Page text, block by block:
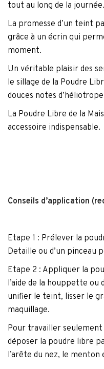
tout au long de la journée.
La promesse d’un teint
grâce à un écrin qui
moment.
Un véritable plaisir des
le sillage de la Poudre
douces notes
La Poudre Libre de la
accessoire indispensable.
Conseils d’application
Etape 1 : Prélever la
Detaille ou d’un pinceau
Etape 2 : Appliquer la
l’aide de la houppette ou
unifier le teint, lisser le
maquillage.
Pour travailler
déposer la poudre libre
l’arête du nez, le